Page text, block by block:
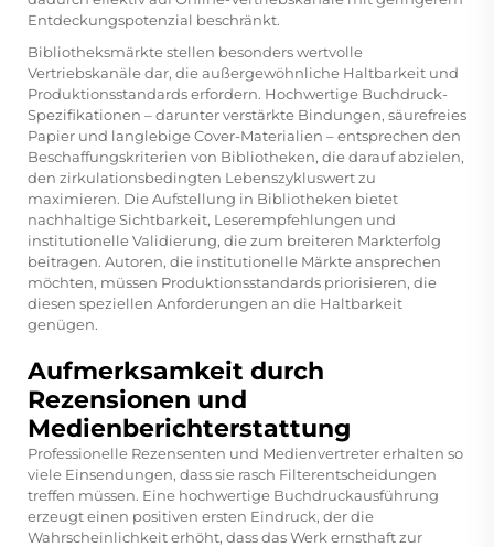
Entdeckungspotenzial beschränkt.
Bibliotheksmärkte stellen besonders wertvolle
Vertriebskanäle dar, die außergewöhnliche Haltbarkeit und
Produktionsstandards erfordern. Hochwertige Buchdruck-
Spezifikationen – darunter verstärkte Bindungen, säurefreies
Papier und langlebige Cover-Materialien – entsprechen den
Beschaffungskriterien von Bibliotheken, die darauf abzielen,
den zirkulationsbedingten Lebenszykluswert zu
maximieren. Die Aufstellung in Bibliotheken bietet
nachhaltige Sichtbarkeit, Leserempfehlungen und
institutionelle Validierung, die zum breiteren Markterfolg
beitragen. Autoren, die institutionelle Märkte ansprechen
möchten, müssen Produktionsstandards priorisieren, die
diesen speziellen Anforderungen an die Haltbarkeit
genügen.
Aufmerksamkeit durch
Rezensionen und
Medienberichterstattung
Professionelle Rezensenten und Medienvertreter erhalten so
viele Einsendungen, dass sie rasch Filterentscheidungen
treffen müssen. Eine hochwertige Buchdruckausführung
erzeugt einen positiven ersten Eindruck, der die
Wahrscheinlichkeit erhöht, dass das Werk ernsthaft zur